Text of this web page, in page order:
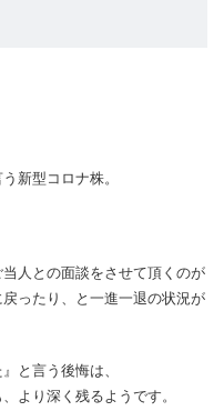
新型コロナ株。
人との面談をさせて頂くのが
ったり、と一進一退の状況が
と言う後悔は、
より深く残るようです。